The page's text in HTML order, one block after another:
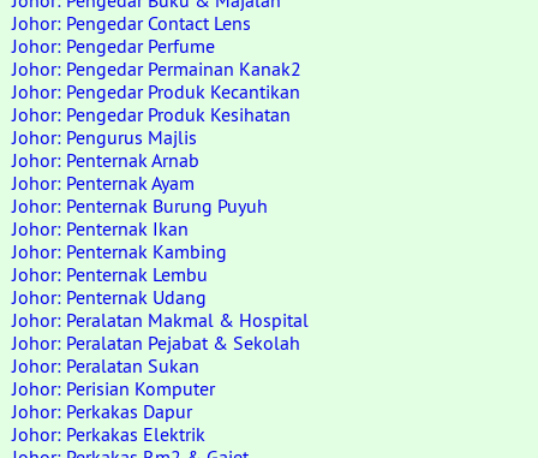
Johor: Pengedar Contact Lens
Johor: Pengedar Perfume
Johor: Pengedar Permainan Kanak2
Johor: Pengedar Produk Kecantikan
Johor: Pengedar Produk Kesihatan
Johor: Pengurus Majlis
Johor: Penternak Arnab
Johor: Penternak Ayam
Johor: Penternak Burung Puyuh
Johor: Penternak Ikan
Johor: Penternak Kambing
Johor: Penternak Lembu
Johor: Penternak Udang
Johor: Peralatan Makmal & Hospital
Johor: Peralatan Pejabat & Sekolah
Johor: Peralatan Sukan
Johor: Perisian Komputer
Johor: Perkakas Dapur
Johor: Perkakas Elektrik